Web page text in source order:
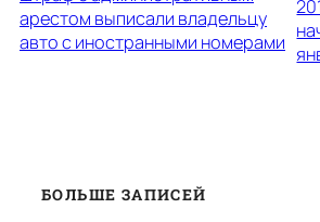
арестом выписали владельцу
авто с иностранными номерами
БОЛЬШЕ ЗАПИСЕЙ